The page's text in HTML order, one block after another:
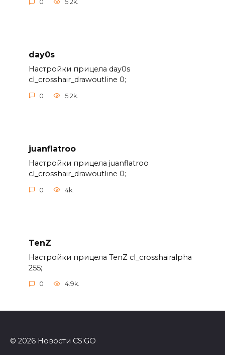
0 5.2k.
day0s
Настройки прицела day0s
cl_crosshair_drawoutline 0;
0 5.2k.
juanflatroo
Настройки прицела juanflatroo
cl_crosshair_drawoutline 0;
0 4k.
TenZ
Настройки прицела TenZ cl_crosshairalpha
255;
0 4.9k.
© 2026 Новости CS:GO